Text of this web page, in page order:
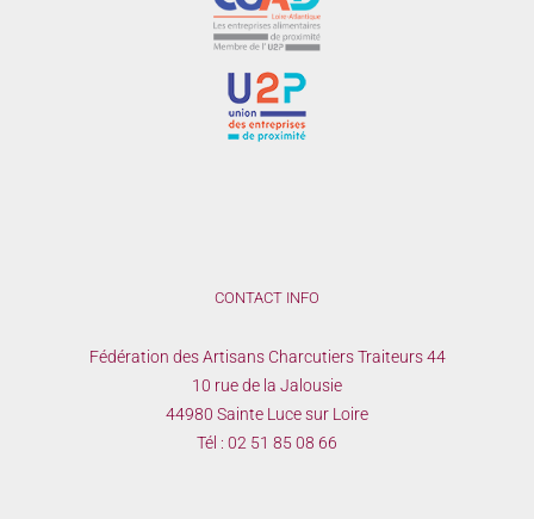
CONTACT INFO
Fédération des Artisans Charcutiers Traiteurs 44
10 rue de la Jalousie
44980 Sainte Luce sur Loire
Tél : 02 51 85 08 66